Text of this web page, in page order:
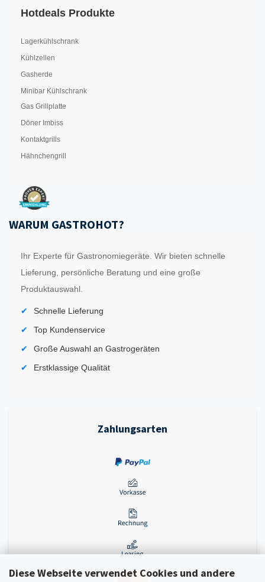
Diese Webseite verwendet Cookies und andere
Hotdeals Produkte
Lagerkühlschrank
Kühlzellen
Gasherde
Minibar Kühlschrank
Gas Grillplatte
Döner Imbiss
Kontaktgrills
Hähnchengrill
WARUM GASTROHOT?
Ihr Experte für Gastronomiegeräte. Wir bieten schnelle
Lieferung, persönliche Beratung und eine große
Produktauswahl.
Schnelle Lieferung
Top Kundenservice
Große Auswahl an Gastrogeräten
Erstklassige Qualität
Zahlungsarten